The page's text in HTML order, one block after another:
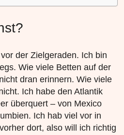
der Zielgeraden. Ich bin
Wie viele Betten auf der
dran erinnern. Wie viele
Ich habe den Atlantik
überquert – von Mexico
Ich hab viel vor in
dort, also will ich richtig